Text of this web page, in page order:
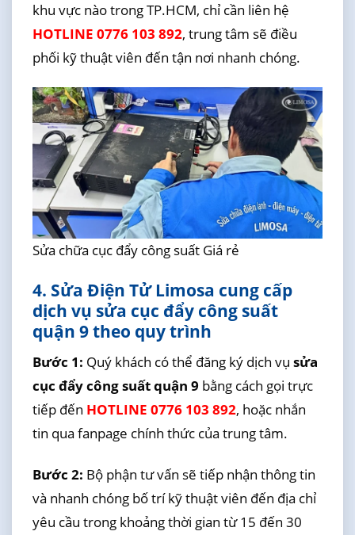
khu vực nào trong TP.HCM, chỉ cần liên hệ
HOTLINE 0776 103 892, trung tâm sẽ điều
phối kỹ thuật viên đến tận nơi nhanh chóng.
Sửa chữa cục đẩy công suất Giá rẻ
4. Sửa Điện Tử Limosa cung cấp
dịch vụ sửa cục đẩy công suất
quận 9 theo quy trình
Bước 1: Quý khách có thể đăng ký dịch vụ sửa
cục đẩy công suất quận 9 bằng cách gọi trực
tiếp đến HOTLINE 0776 103 892, hoặc nhắn
tin qua fanpage chính thức của trung tâm.
Bước 2: Bộ phận tư vấn sẽ tiếp nhận thông tin
và nhanh chóng bố trí kỹ thuật viên đến địa chỉ
yêu cầu trong khoảng thời gian từ 15 đến 30